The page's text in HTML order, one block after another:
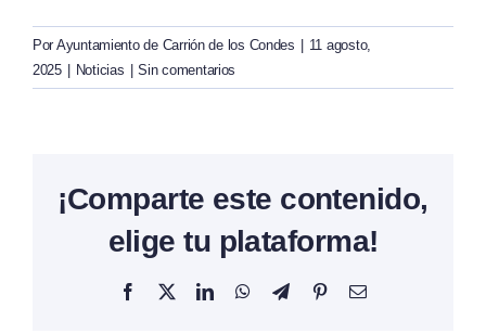
Por Ayuntamiento de Carrión de los Condes
11 agosto,
2025
Noticias Sin comentarios
¡Comparte este contenido,
elige tu plataforma!
Facebook
X LinkedInWhatsAppTelegramPinterestCorreo